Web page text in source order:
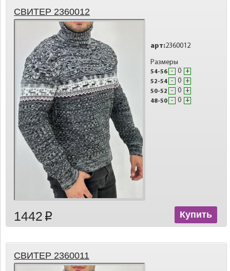
СВИТЕР 2360012
арт:2360012
Размеры
54-56 - +
52-54 - +
50-52 - +
48-50 - +
1442 p Купить
СВИТЕР 2360011